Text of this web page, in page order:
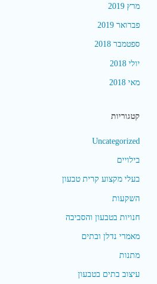
מרץ 2019
פברואר 2019
ספטמבר 2018
יולי 2018
מאי 2018
קטגוריות
Uncategorized
בילויים
בעלי מקצוע קרית טבעון
השקעות
חנויות בטבעון והסביבה
מאמרי נדלן ובתים
מתנות
עיצוב בתים בטבעון